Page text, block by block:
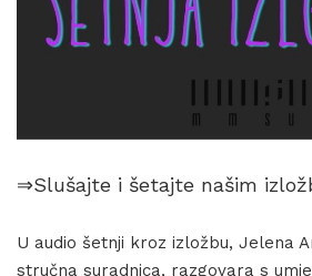
⇒Slušajte i šetajte našim
U audio šetnji kroz izložbu, Jelena
stručna suradnica, razgovara s